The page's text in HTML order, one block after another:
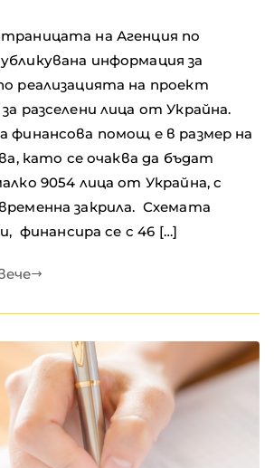
на Агенция по
информация за
реализацията на проект
разселени лица от Украйна.
финансова помощ е в размер на
като се очаква да бъдат
9054 лица от Украйна, с
закрила. Схемата
финансира се с 46 […]